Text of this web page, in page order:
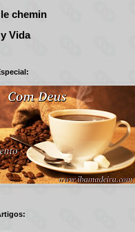
chemin
Vida